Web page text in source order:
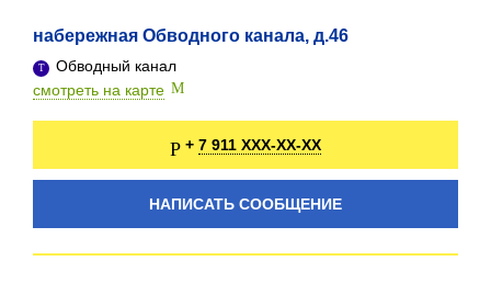
набережная Обводного канала, д.46
Обводный канал
смотреть на карте
+ 7 911 XXX-XX-XX
НАПИСАТЬ СООБЩЕНИЕ